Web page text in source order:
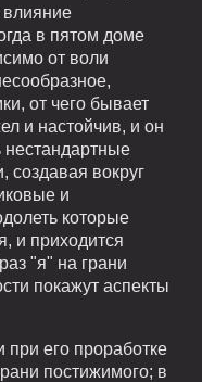
в пятом доме
от воли
от чего бывает
и настойчив, и он
нестандартные
создавая вокруг
и
которые
и приходится
"я" на грани
покажут аспекты
при его проработке
постижимого; в